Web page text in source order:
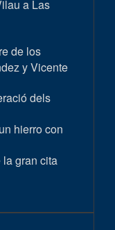
a Las
de los
y Vicente
dels
hierro con
gran cita